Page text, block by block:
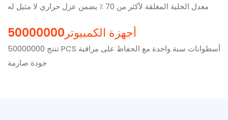
معدل الخلية المغلقة لأكثر من 70 ٪ يضمن عزل حراري لا مثيل له
أجهزة الكمبيوتر50000000
تنتج 50000000 PCS أسطوانات سنة واحدة مع الحفاظ على مراقبة
جودة صارمة